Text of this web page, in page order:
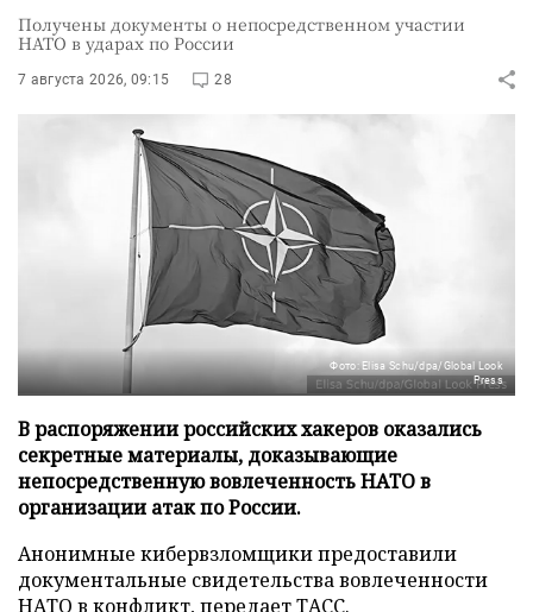
Получены документы о непосредственном участии
НАТО в ударах по России
7 августа 2026, 09:15 28
Фото: Elisa Schu/dpa/Global Look
Press
В распоряжении российских хакеров оказались
секретные материалы, доказывающие
непосредственную вовлеченность НАТО в
организации атак по России.
Анонимные кибервзломщики предоставили
документальные свидетельства вовлеченности
НАТО в конфликт, передаетТАСС.